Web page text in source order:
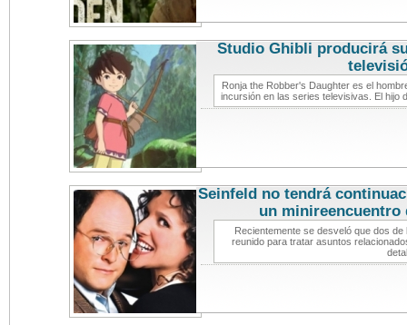
Studio Ghibli producirá
Ronja the Robber's Daughter es el
incursión en las series televisivas. El hijo
Seinfeld no tendrá
un minireencuentro
Recientemente se desveló que dos
reunido para tratar asuntos